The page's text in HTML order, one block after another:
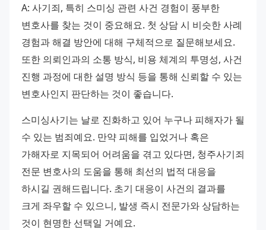
A: 사기죄, 특히 스미싱 관련 사건 경험이 풍부한
변호사를 찾는 것이 중요해요. 첫 상담 시 비슷한 사례
경험과 해결 방안에 대해 구체적으로 질문해보세요.
또한 의뢰인과의 소통 방식, 비용 체계의 투명성, 사건
진행 과정에 대한 설명 방식 등을 통해 신뢰할 수 있는
변호사인지 판단하는 것이 좋습니다.
스미싱사기는 날로 진화하고 있어 누구나 피해자가 될
수 있는 범죄예요. 만약 피해를 입었거나 혹은
가해자로 지목되어 어려움을 겪고 있다면, 청주사기죄
전문 변호사의 도움을 통해 최선의 법적 대응을
하시길 권해드립니다. 초기 대응이 사건의 결과를
크게 좌우할 수 있으니, 발생 즉시 전문가와 상담하는
것이 현명한 선택일 거예요.